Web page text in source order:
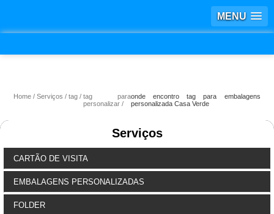
MENU
Home Serviços tag
tag para
personalizar
onde encontro tag para embalagens
personalizada Casa Verde
Serviços
CARTÃO DE VISITA
EMBALAGENS PERSONALIZADAS
FOLDER